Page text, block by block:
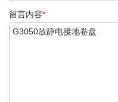
留言内容*